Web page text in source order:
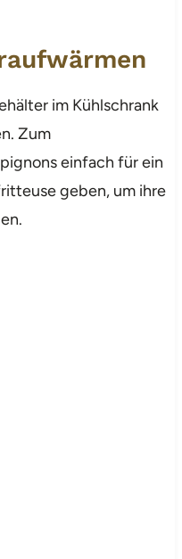
im Kühlschrank
Zum
einfach für ein
geben, um ihre